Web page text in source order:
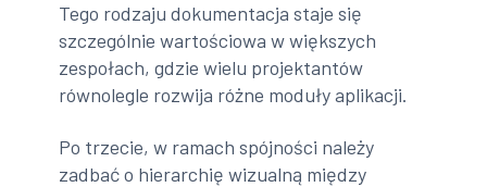
Tego rodzaju dokumentacja staje się
szczególnie wartościowa w większych
zespołach, gdzie wielu projektantów
równolegle rozwija różne moduły aplikacji.
Po trzecie, w ramach spójności należy
zadbać o hierarchię wizualną między